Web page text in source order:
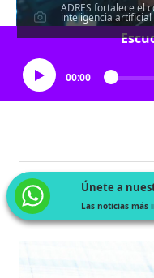
ADRES fortalece el
inteligencia artificial
00:00
Únete a
Las noticias